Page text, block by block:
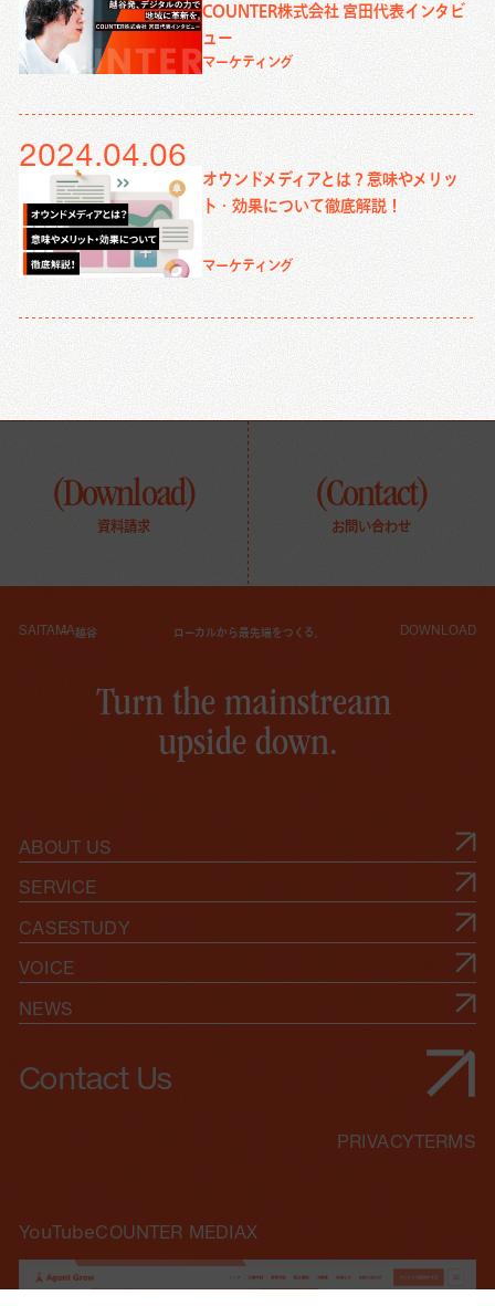
COUNTER株式会社 宮田代表インタビ
ュー
マーケティング
2024.04.06
オウンドメディアとは？意味やメリッ
ト・効果について徹底解説！
マーケティング
(Download)
資料請求
(Contact)
お問い合わせ
資料ダウンロード
SAITAMA越谷 ローカルから最先端をつくる。 DOWNLOAD
Turn the mainstream
upside down.
ABOUT US
SERVICE
CASESTUDY
VOICE
NEWS
Contact Us
PRIVACY TERMS
YouTubeCOUNTER MEDIAX